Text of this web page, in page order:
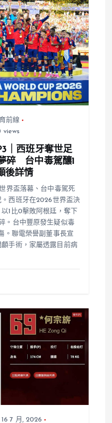
錢珮芸表現起
伏
前線
views
｜西班牙奪世足
碎 台中毒駕釀1
後詳情
界盃落幕、台中毒駕死
西班牙在2026世界盃決
1比0擊敗阿根廷，奪下
。台中豐原發生疑似毒
。聯電榮譽副董事長宣
手術，家屬透露目前病
16 7 月, 2026